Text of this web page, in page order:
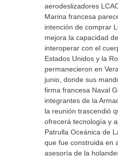
aerodeslizadores
Marina francesa
intención de comprar
mejora la capacidad
interoperar con el
Estados Unidos y la
permanecieron en
junio, donde sus
firma francesa Naval
integrantes de la
la reunión trascendió
ofrecerá tecnología y
Patrulla Oceánica de
que fue construida en
asesoría de la